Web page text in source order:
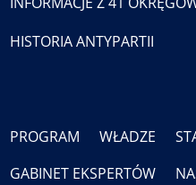
HISTORIA ANTYPARTII
PROGRAM WŁADZE
GABINET EKSPERTÓW